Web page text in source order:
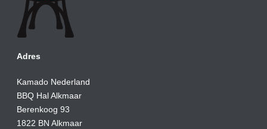
Adres
Kamado Nederland
BBQ Hal Alkmaar
Berenkoog 93
1822 BN Alkmaar